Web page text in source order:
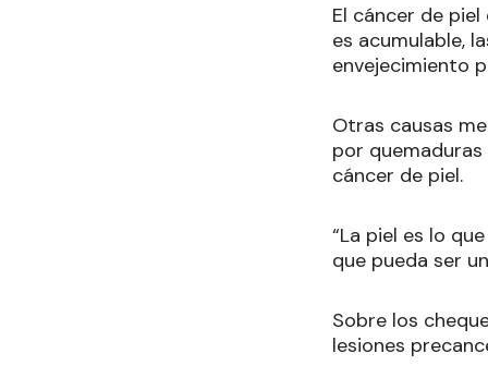
El cáncer de
es acumulable,
envejecimiento
Otras causas
por
cáncer de piel.
“La piel es lo
que pueda ser
Sobre los
lesiones